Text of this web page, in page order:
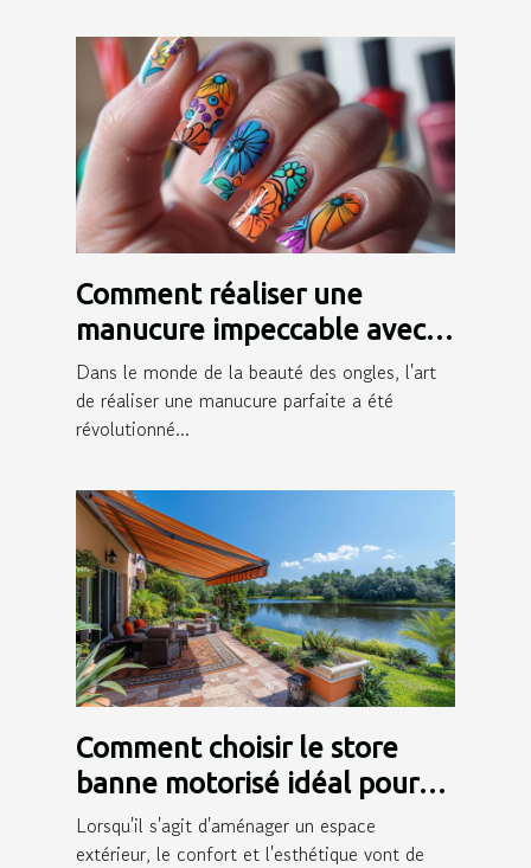
Comment réaliser une
manucure impeccable avec
des autocollants pour ongles
Dans le monde de la beauté des ongles, l'art
de réaliser une manucure parfaite a été
révolutionné...
Comment choisir le store
banne motorisé idéal pour
votre extérieur
Lorsqu'il s'agit d'aménager un espace
extérieur, le confort et l'esthétique vont de